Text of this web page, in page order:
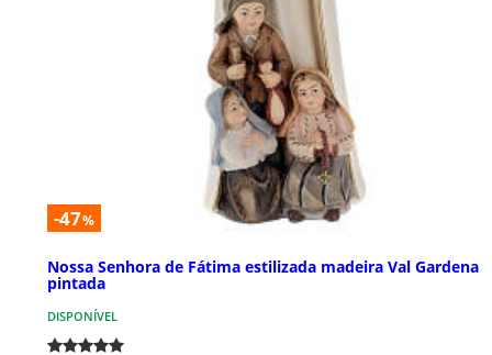
-47%
Nossa Senhora de Fátima estilizada madeira Val Gardena
pintada
DISPONÍVEL